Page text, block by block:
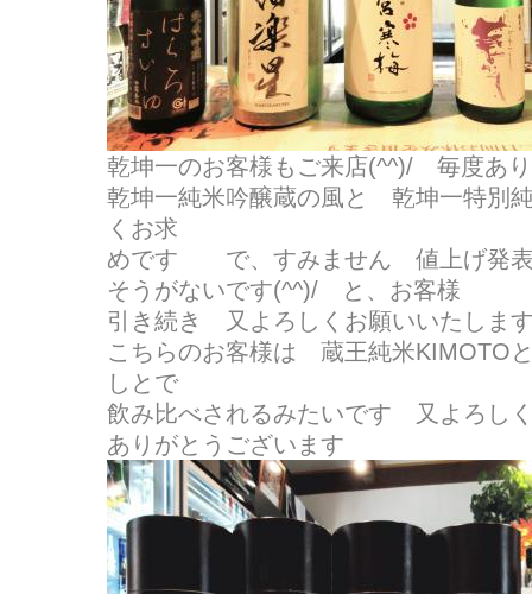
乾坤一のお客様もご来店(^^)/ 毎度あ
乾坤一純米吟醸蔵の風と 乾坤一特別
くお求
めです で、すみません 値上げ発表
そうがないです(^^)/ と、お客様
引き続き 又よろしくお願いいたしま
こちらのお客様は 蔵王純米KIMOTO
しとで
飲み比べされるみたいです 又よろし
ありがとうございます